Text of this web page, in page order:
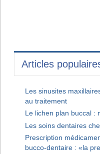
Articles
Les sinusites
au traitement
Le lichen plan buccal :
Les soins dentaires
Prescription
bucco-dentaire : «la